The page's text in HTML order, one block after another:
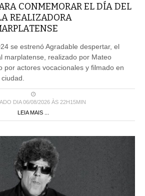
CONMEMORAR EL DÍA DEL
REALIZADORA
se estrenó Agradable despertar, el
marplatense, realizado por Mateo
por actores vocacionales y filmado en
DIA 06/08/2026 ÀS 22H15MIN
LEIA MAIS ...